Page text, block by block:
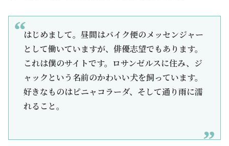
はじめまして。昼間はバイク便のメッセンジャー
として働いていますが、俳優志望でもあります。
これは僕のサイトです。ロサンゼルスに住み、ジ
ャックという名前のかわいい犬を飼っています。
好きなものはピニャコラーダ、そして通り雨に濡
れること。